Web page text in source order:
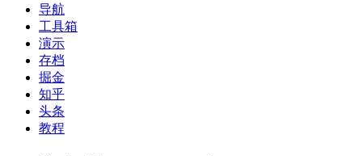
导航
工具箱
演示
存档
掘金
知乎
头条
教程